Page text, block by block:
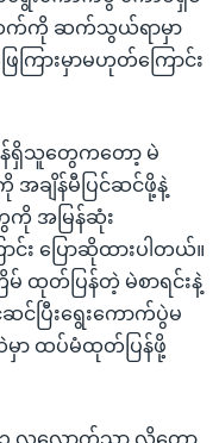
ထက်ကို ဆက်သွယ်ရာမှာ
ကြားမှာမဟုတ်ကြောင်း
န်ရှိသူတွေကတော့ မဲ
အချိန်မီပြင်ဆင်ဖို့နဲ့
အမြန်ဆုံး
း ပြောဆိုထားပါတယ်။
ထုတ်ပြန်တဲ့ မဲစာရင်းနဲ့
ပြီးရွေးကောက်ပွဲမ
ထပ်မံထုတ်ပြန်ဖို့
၃ လလောက်သာ လိုတော့